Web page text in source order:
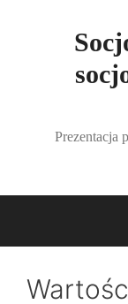
Prezentacja